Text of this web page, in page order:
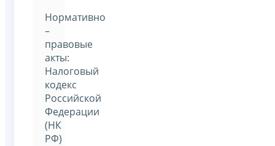
Нормативно
–
правовые
акты:
Налоговый
кодекс
Российской
Федерации
(НК
РФ)